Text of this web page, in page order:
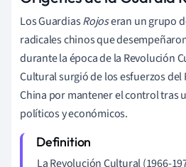
Los GuardiasRojoseran un grupo
radicales chinos que
durante la época de la Revolución
Cultural surgió de los esfuerzos
China por mantener el control tras
políticos y económicos.
La Revolución Cultural (1966-